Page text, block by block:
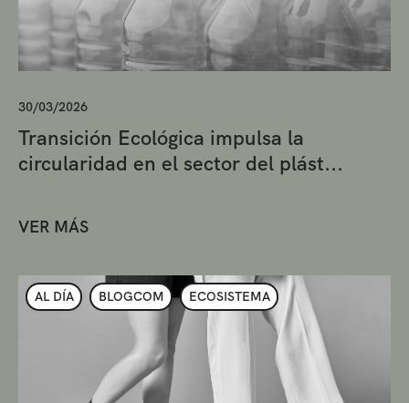
30/03/2026
Transición Ecológica impulsa la
circularidad en el sector del plást...
VER MÁS
AL DÍA BLOGCOM ECOSISTEMA